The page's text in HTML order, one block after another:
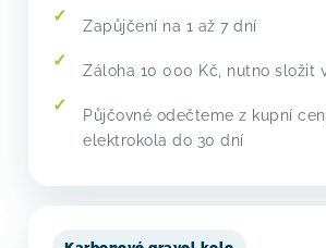
Zapůjčení na 1 až 7 dní
Záloha 10 000 Kč, nutno složit
Půjčovné odečteme z kupní
elektrokola do 30 dní